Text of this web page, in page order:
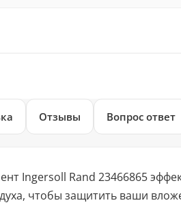
Отзывы Вопрос ответ
Ingersoll Rand 23466865
чтобы защитить ваши